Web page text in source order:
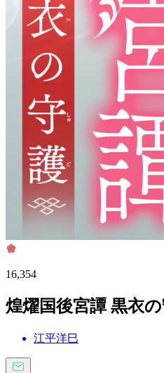
16,354
煌燿国後宮譚 黒衣
江平洋巳